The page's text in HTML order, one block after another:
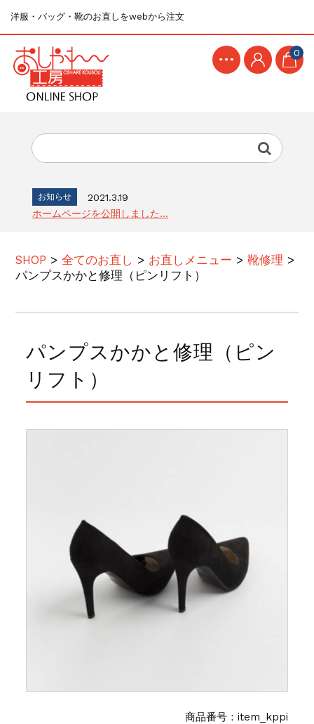
洋服・バッグ・靴のお直しをwebから注文
0
お知らせ
2021.3.19
ホームページを公開しました...
SHOP >全てのお直し > お直しメニュー >靴修理 >
パンプスかかと修理（ピンリフト）
パンプスかかと修理（ピン
リフト）
商品番号：item_kppi